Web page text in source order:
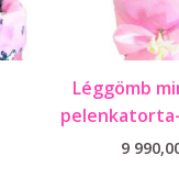
Léggömb
9